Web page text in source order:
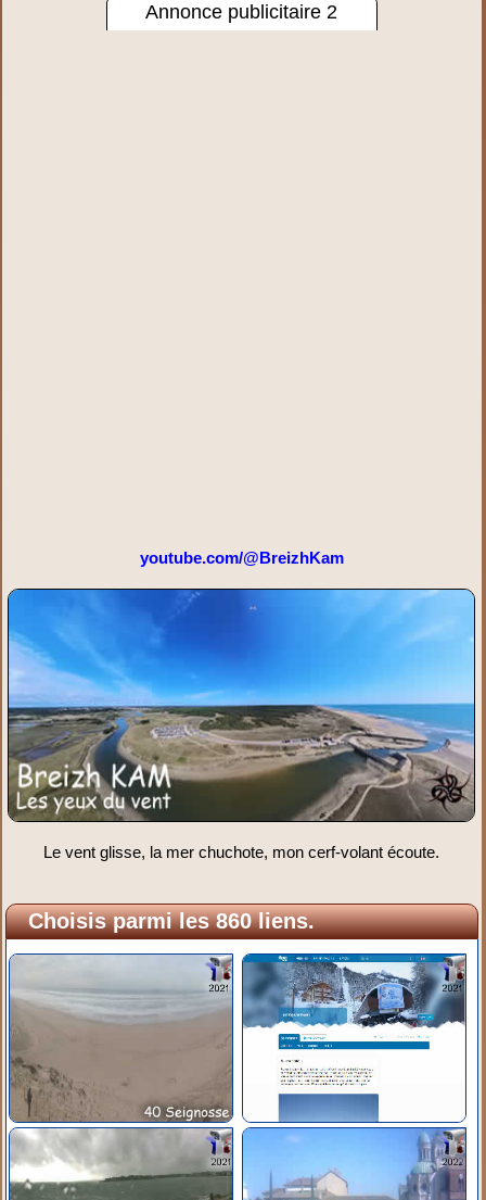
Annonce publicitaire 2
youtube.com/@BreizhKam
Le vent glisse, la mer chuchote, mon cerf-volant écoute.
Choisis parmi les 860 liens.